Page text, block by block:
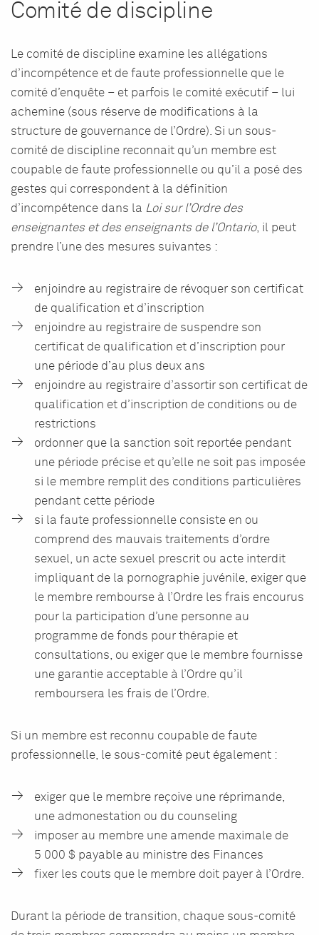
Comité de discipline
Le comité de discipline examine les allégations
d’incompétence et de faute professionnelle que le
comité d’enquête – et parfois le comité exécutif – lui
achemine (sous réserve de modifications à la
structure de gouvernance de l’Ordre). Si un sous-
comité de discipline reconnait qu’un membre est
coupable de faute professionnelle ou qu’il a posé des
gestes qui correspondent à la définition
d’incompétence dans la Loi sur l’Ordre des
enseignantes et des enseignants de l’Ontario, il peut
prendre l’une des mesures suivantes :
enjoindre au registraire de révoquer son certificat
de qualification et d’inscription
enjoindre au registraire de suspendre son
certificat de qualification et d’inscription pour
une période d’au plus deux ans
enjoindre au registraire d’assortir son certificat de
qualification et d’inscription de conditions ou de
restrictions
ordonner que la sanction soit reportée pendant
une période précise et qu’elle ne soit pas imposée
si le membre remplit des conditions particulières
pendant cette période
si la faute professionnelle consiste en ou
comprend des mauvais traitements d’ordre
sexuel, un acte sexuel prescrit ou acte interdit
impliquant de la pornographie juvénile, exiger que
le membre rembourse à l’Ordre les frais encourus
pour la participation d’une personne au
programme de fonds pour thérapie et
consultations, ou exiger que le membre fournisse
une garantie acceptable à l’Ordre qu’il
remboursera les frais de l’Ordre.
Si un membre est reconnu coupable de faute
professionnelle, le sous-comité peut également :
exiger que le membre reçoive une réprimande,
une admonestation ou du counseling
imposer au membre une amende maximale de
5 000 $ payable au ministre des Finances
fixer les couts que le membre doit payer à l’Ordre.
Durant la période de transition, chaque sous-comité